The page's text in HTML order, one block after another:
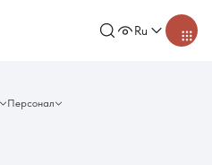
Ru
Персонал